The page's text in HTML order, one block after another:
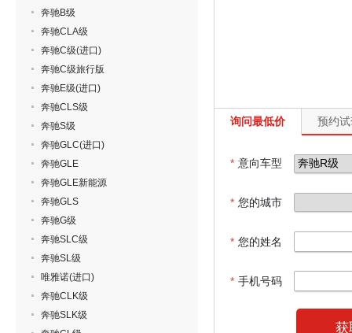
奔驰B级
奔驰CLA级
奔驰C级(进口)
奔驰C级旅行版
奔驰E级(进口)
奔驰CLS级
奔驰S级
奔驰GLC(进口)
奔驰GLE
奔驰GLE新能源
奔驰GLS
奔驰G级
奔驰SLC级
奔驰SL级
唯雅诺(进口)
奔驰CLK级
奔驰SLK级
询问最低价 预约
* 意向车型
* 您的城市
* 您的姓名
* 手机号码
获